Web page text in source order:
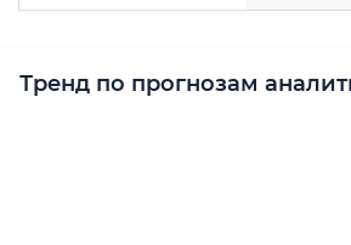
Тренд по прогнозам